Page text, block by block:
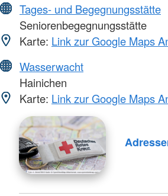
Tages- und Begegnungsstätte
Seniorenbegegnungsstätte
Karte: Link zur Google Maps
Wasserwacht
Hainichen
Karte: Link zur Google Maps